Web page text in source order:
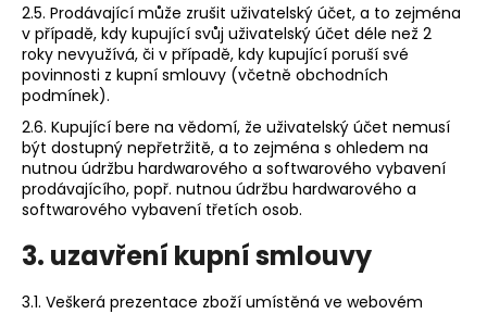
2.5. Prodávající může zrušit uživatelský účet, a to zejména
v případě, kdy kupující svůj uživatelský účet déle než 2
roky nevyužívá, či v případě, kdy kupující poruší své
povinnosti z kupní smlouvy (včetně obchodních
podmínek).
2.6. Kupující bere na vědomí, že uživatelský účet nemusí
být dostupný nepřetržitě, a to zejména s ohledem na
nutnou údržbu hardwarového a softwarového vybavení
prodávajícího, popř. nutnou údržbu hardwarového a
softwarového vybavení třetích osob.
3. uzavření kupní smlouvy
3.1. Veškerá prezentace zboží umístěná ve webovém